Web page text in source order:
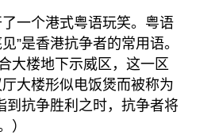
了一个港式粤语玩笑。粤语
”是香港抗争者的常用语。
大楼地下示威区，这一区
大楼形似电饭煲而被称为
到抗争胜利之时，抗争者将
）